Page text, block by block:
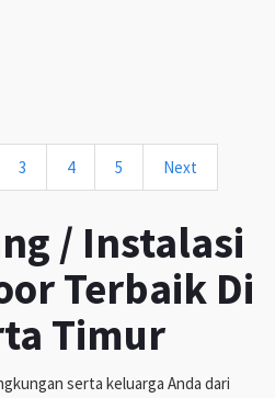
3 4 5 Next
/ Instalasi
Terbaik Di
Timur
serta keluarga Anda dari